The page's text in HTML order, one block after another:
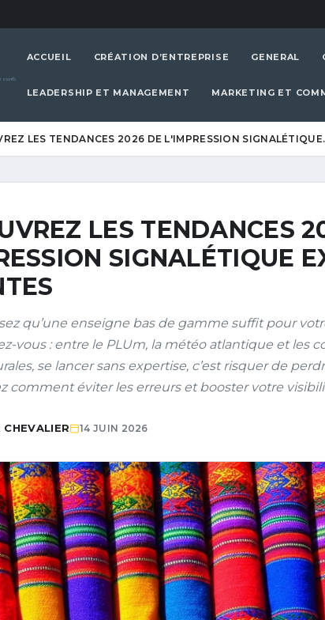
ACCUEIL CRÉATION D’ENTREPRISE GENERAL
LEADERSHIP ET MANAGEMENT MARKETING ET
LES TENDANCES 2026 DE L'IMPRESSION
LES TENDANCES
SIGNALÉTIQUE
qu’une enseigne bas de gamme suffit pour
vous : entre le PLUm, la météo atlantique et les
se lancer sans expertise, c’est risquer de
comment éviter les erreurs et booster votre
CHEVALIER 14 JUIN 2026